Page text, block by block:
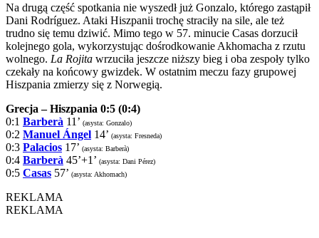
Na drugą część spotkania nie wyszedł już Gonzalo, którego zastąpił
Dani Rodríguez. Ataki Hiszpanii trochę straciły na sile, ale też
trudno się temu dziwić. Mimo tego w 57. minucie Casas dorzucił
kolejnego gola, wykorzystując dośrodkowanie Akhomacha z rzutu
wolnego. La Rojita wrzuciła jeszcze niższy bieg i oba zespoły tylko
czekały na końcowy gwizdek. W ostatnim meczu fazy grupowej
Hiszpania zmierzy się z Norwegią.
Grecja – Hiszpania 0:5 (0:4)
0:1 Barberà 11’ (asysta: Gonzalo)
0:2 Manuel Ángel 14’ (asysta: Fresneda)
0:3 Palacios 17’ (asysta: Barberà)
0:4 Barberà 45’+1’ (asysta: Dani Pérez)
0:5 Casas 57’ (asysta: Akhomach)
REKLAMA
REKLAMA